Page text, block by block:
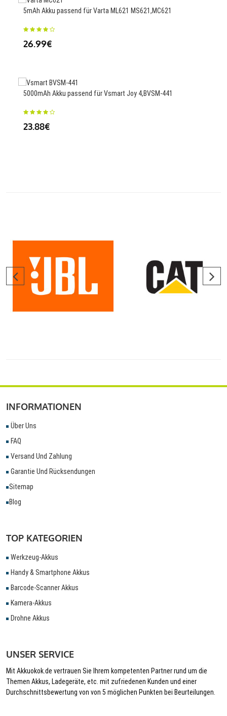
5mAh Akku passend für Varta ML621 MS621,MC621
26.99€
5000mAh Akku passend für Vsmart Joy 4,BVSM-441
23.88€
INFORMATIONEN
Über Uns
FAQ
Versand Und Zahlung
Garantie Und Rücksendungen
Sitemap
Blog
TOP KATEGORIEN
Werkzeug-Akkus
Handy & Smartphone Akkus
Barcode-Scanner Akkus
Kamera-Akkus
Drohne Akkus
UNSER SERVICE
Mit Akkuokok.de vertrauen Sie Ihrem kompetenten Partner rund um die
Themen Akkus, Ladegeräte, etc. mit zufriedenen Kunden und einer
Durchschnittsbewertung von von 5 möglichen Punkten bei Beurteilungen.